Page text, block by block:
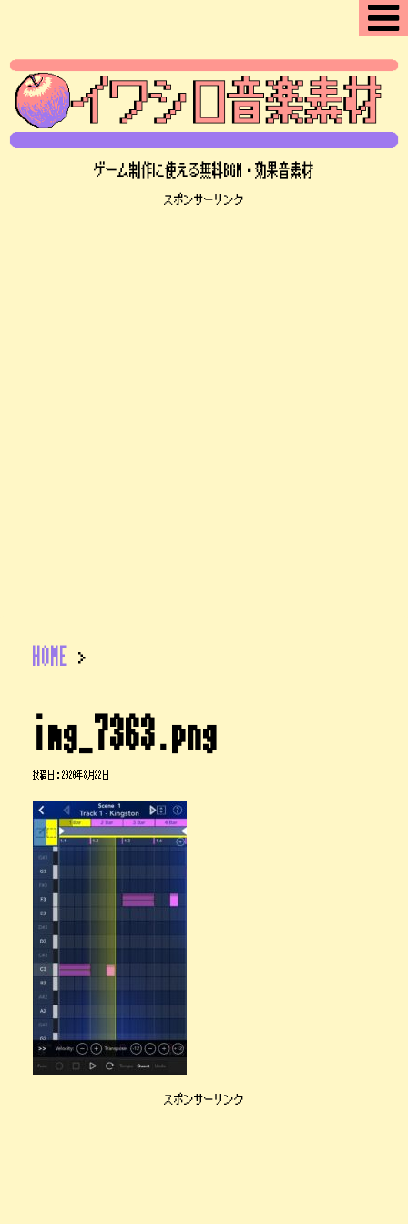
ゲーム制作に使える無料BGM・効果音素材
スポンサーリンク
HOME >
img_7363.png
投稿日： 2020年8月22日
スポンサーリンク